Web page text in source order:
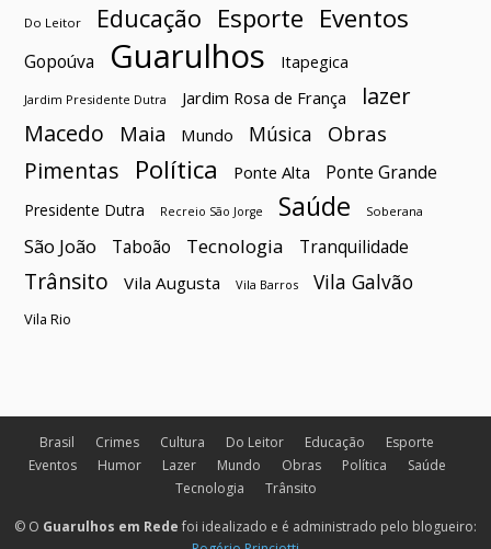
Do Leitor Educação Esporte Eventos
Gopoúva Guarulhos Itapegica
Jardim Presidente Dutra Jardim Rosa de França
lazer
Macedo
Maia Mundo Música Obras
Pimentas Política Ponte Alta Ponte Grande
Presidente Dutra Recreio São Jorge Saúde Soberana
São João Taboão Tecnologia Tranquilidade
Trânsito Vila Augusta Vila Barros Vila Galvão
Vila Rio
Brasil Crimes Cultura Do Leitor Educação
Esporte
Eventos
Humor Lazer Mundo Obras Política
Saúde
Tecnologia
Trânsito
© O Guarulhos em Rede foi idealizado e é administrado pelo blogueiro: